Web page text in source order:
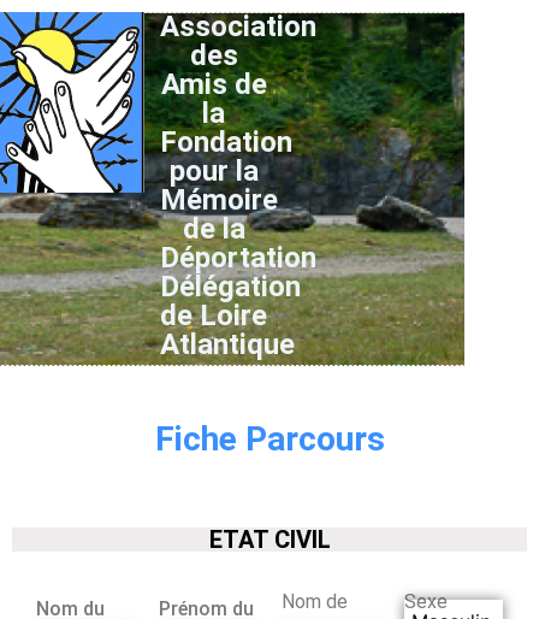
Association
des
Amis de
la
Fondation
pour la
Mémoire
de la
Déportation
Délégation
de Loire
Atlantique
Fiche Parcours
ETAT CIVIL
Nom du
Prénom du
Nom de
Sexe